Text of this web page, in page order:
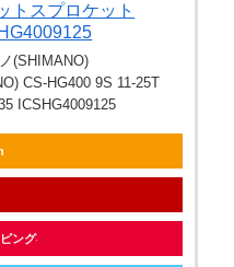
トスプロケット
(SHIMANO)
CS-HG400 9S 11-25T
ICSHG4009125
ング